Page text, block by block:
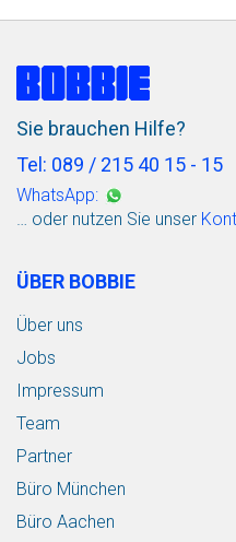
Sie brauchen Hilfe?
Tel: 089 / 215 40 15 - 15
WhatsApp:
… oder nutzen Sie unser
ÜBER BOBBIE
Über uns
Jobs
Impressum
Team
Partner
Büro München
Büro Aachen